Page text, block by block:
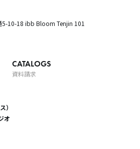
5-10-18 ibb Bloom Tenjin 101
）
オ
CATALOGS
資料請求